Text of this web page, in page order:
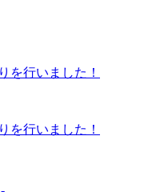
を行いました！
を行いました！